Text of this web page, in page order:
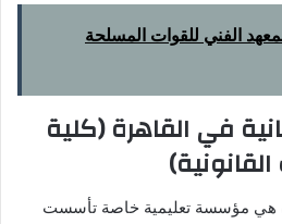
الفني للقوات المسلحة
في القاهرة (كلية
هي مؤسسة تعليمية خاصة تأسست